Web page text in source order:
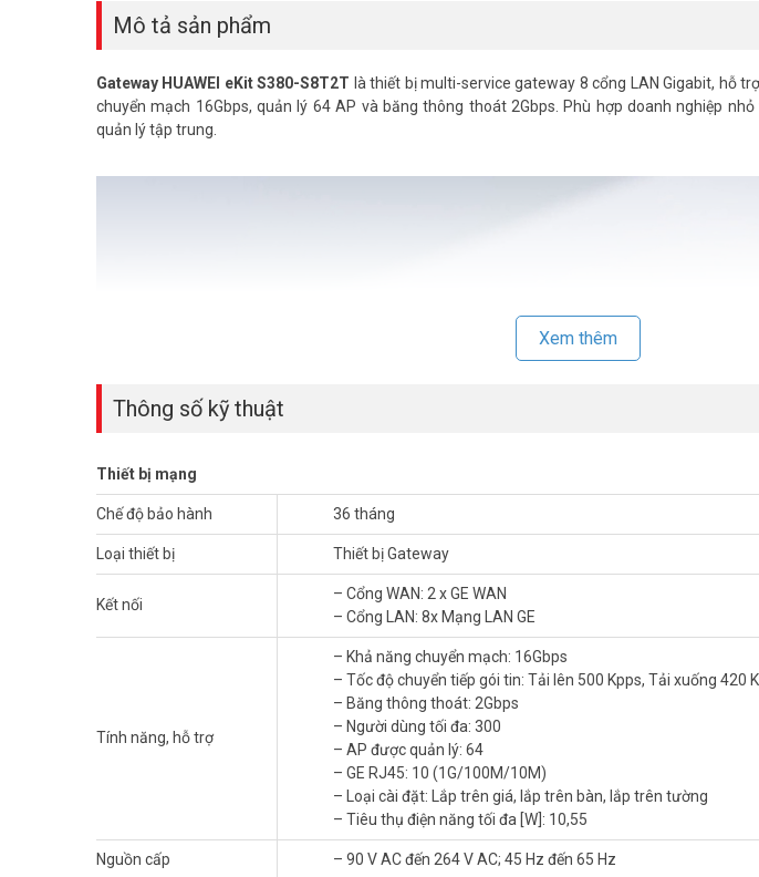
Mô tả sản phẩm
Gateway HUAWEI eKit S380-S8T2T là thiết bị multi-service gateway 8 cổng LAN Gigabit, hỗ
chuyển mạch 16Gbps, quản lý 64 AP và băng thông thoát 2Gbps. Phù hợp doanh nghiệp
quản lý tập trung.
Văn phòng đông nhân sự, hạ tầng mạng quá tải và khó kiểm soát kết nối?
doanh nghiệp nhỏ
đáng cân nhắc. Khả năng chuyển mạch 16Gbps và 8 cổng LAN Gigabit
đa 300 user và 64 AP theo thông số kỹ thuật chính thức.
Thiết bị có 2 cổng WAN Gigabit và 8 cổng LAN Gigabit linh hoạt cho nhiều sơ đồ mạng. Tốc độ
Kpps tải xuống.Router HUAWEI eKit nhiều cổng LANnày hỗ trợ ba kiểu lắp đặt: giá, bàn và
truyền internet thông suốt cho toàn văn phòng.
Xem thêm
Thông số kỹ thuật
Thiết bị mạng
Chế độ bảo hành 36 tháng
Loại thiết bị Thiết bị Gateway
Kết nối
– Cổng WAN: 2 x GE WAN
– Cổng LAN: 8x Mạng LAN GE
Tính năng, hỗ trợ
– Khả năng chuyển mạch: 16Gbps
– Tốc độ chuyển tiếp gói tin: Tải lên 500 Kpps, Tải xuống 420
– Băng thông thoát: 2Gbps
– Người dùng tối đa: 300
– AP được quản lý: 64
– GE RJ45: 10 (1G/100M/10M)
– Loại cài đặt: Lắp trên giá, lắp trên bàn, lắp trên tường
– Tiêu thụ điện năng tối đa [W]: 10,55
Nguồn cấp – 90 V AC đến 264 V AC; 45 Hz đến 65 Hz